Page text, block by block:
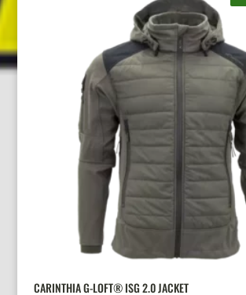
CARINTHIA G-LOFT® ISG 2.0 JACKET